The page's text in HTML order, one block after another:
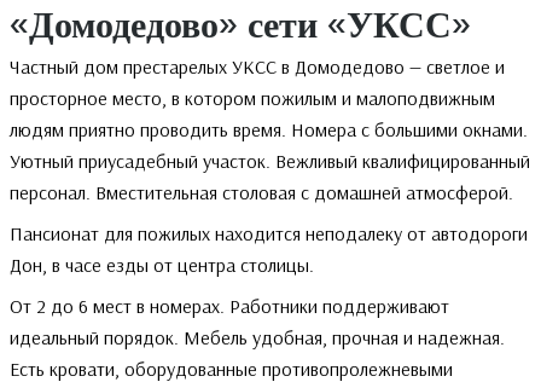
«Домодедово» сети «УКСС»
Частный дом престарелых УКСС в Домодедово — светлое и
просторное место, в котором пожилым и малоподвижным
людям приятно проводить время. Номера с большими окнами.
Уютный приусадебный участок. Вежливый квалифицированный
персонал. Вместительная столовая с домашней атмосферой.
Пансионат для пожилых находится неподалеку от автодороги
Дон, в часе езды от центра столицы.
От 2 до 6 мест в номерах. Работники поддерживают
идеальный порядок. Мебель удобная, прочная и надежная.
Есть кровати, оборудованные противопролежневыми